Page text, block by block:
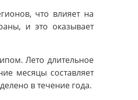
что влияет на
и это оказывает
Лето длительное
месяцы составляет
в течение года.